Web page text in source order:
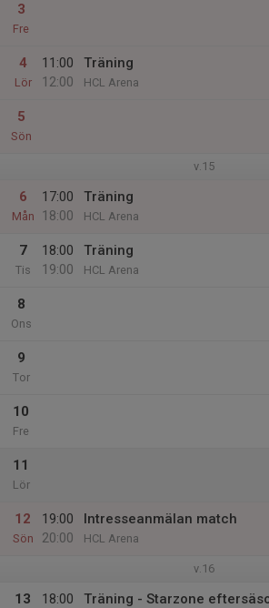
3
Fre
4
Lör
11:00
12:00
Träning
HCL Arena
5
Sön
v.15
6
Mån
17:00
18:00
Träning
HCL Arena
7
Tis
18:00
19:00
Träning
HCL Arena
8
Ons
9
Tor
10
Fre
11
Lör
12
Sön
19:00
20:00
Intresseanmälan match
HCL Arena
v.16
13
18:00
Träning - Starzone